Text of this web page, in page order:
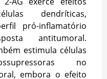
dendríticas,
pró-inflamatório
antitumoral.
estimula células
no
embora o efeito